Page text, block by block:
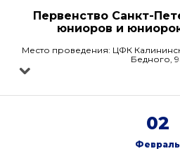
Первенство Санкт-
юниоров и
Место проведения: ЦФК
Бедного,
02
Февраль